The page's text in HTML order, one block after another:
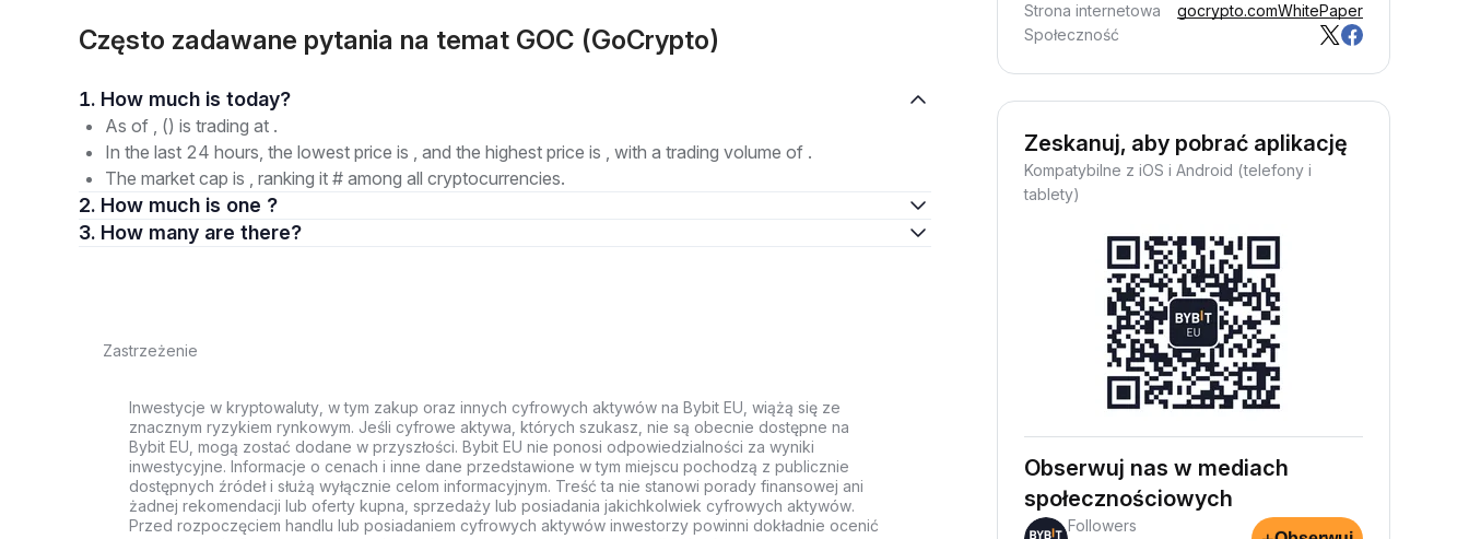
Często zadawane pytania na temat GOC (GoCrypto)
1. How much is today?
As of , () is trading at .
In the last 24 hours, the lowest price is , and the highest price is , with a trading volume of .
The market cap is , ranking it # among all cryptocurrencies.
2. How much is one ?
3. How many are there?
Zastrzeżenie
Inwestycje w kryptowaluty, w tym zakup oraz innych cyfrowych aktywów na Bybit EU, wiążą się ze
znacznym ryzykiem rynkowym. Jeśli cyfrowe aktywa, których szukasz, nie są obecnie dostępne na
Bybit EU, mogą zostać dodane w przyszłości. Bybit EU nie ponosi odpowiedzialności za wyniki
inwestycyjne. Informacje o cenach i inne dane przedstawione w tym miejscu pochodzą z publicznie
dostępnych źródeł i służą wyłącznie celom informacyjnym. Treść ta nie stanowi porady finansowej ani
żadnej rekomendacji lub oferty kupna, sprzedaży lub posiadania jakichkolwiek cyfrowych aktywów.
Przed rozpoczęciem handlu lub posiadaniem cyfrowych aktywów inwestorzy powinni dokładnie ocenić
Strona internetowa gocrypto.comWhitePaper
Społeczność
Zeskanuj, aby pobrać aplikację
Kompatybilne z iOS i Android (telefony i
tablety)
Obserwuj nas w mediach
społecznościowych
Followers